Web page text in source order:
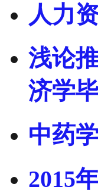
人力
浅论
济学
中药
2015